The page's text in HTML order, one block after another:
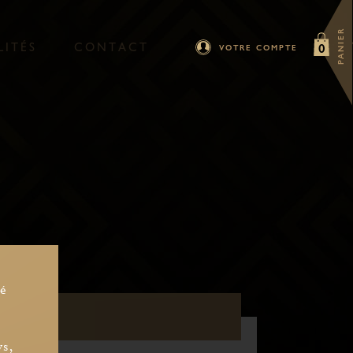
VOTRE COMPTE PANIER
0
I T É S C O N T A CT